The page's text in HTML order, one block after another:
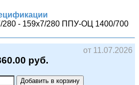
280 - 159х7/280 ППУ-ОЦ 1400/700
от 11.07.2026
руб.
Добавить в корзину